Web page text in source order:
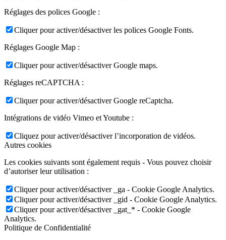
Réglages des polices Google :
Cliquer pour activer/désactiver les polices Google Fonts.
Réglages Google Map :
Cliquer pour activer/désactiver Google maps.
Réglages reCAPTCHA :
Cliquer pour activer/désactiver Google reCaptcha.
Intégrations de vidéo Vimeo et Youtube :
Cliquez pour activer/désactiver l’incorporation de vidéos.
Autres cookies
Les cookies suivants sont également requis - Vous pouvez choisir
d’autoriser leur utilisation :
Cliquer pour activer/désactiver _ga - Cookie Google Analytics.
Cliquer pour activer/désactiver _gid - Cookie Google Analytics.
Cliquer pour activer/désactiver _gat_* - Cookie Google
Analytics.
Politique de Confidentialité